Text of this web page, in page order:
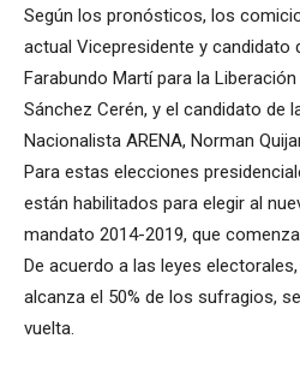
Según los pronósticos, los
actual Vicepresidente y candidato
Farabundo Martí para la
Sánchez Cerén, y el candidato de
Nacionalista ARENA, Norman
Para estas elecciones
están habilitados para elegir al
mandato 2014-2019, que
De acuerdo a las leyes
alcanza el 50% de los sufragios,
vuelta.